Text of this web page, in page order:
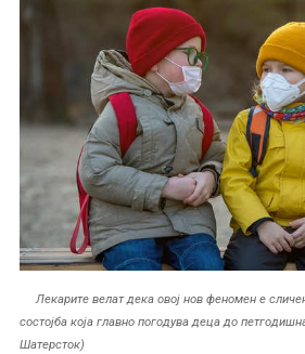
Лекарите велат дека овој нов феномен е
состојба која главно погодува деца до
Шатерсток)